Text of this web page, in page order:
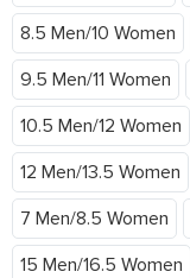
8.5 Men/10 Women
9.5 Men/11 Women
10.5 Men/12 Women
12 Men/13.5 Women
7 Men/8.5 Women
15 Men/16.5 Women